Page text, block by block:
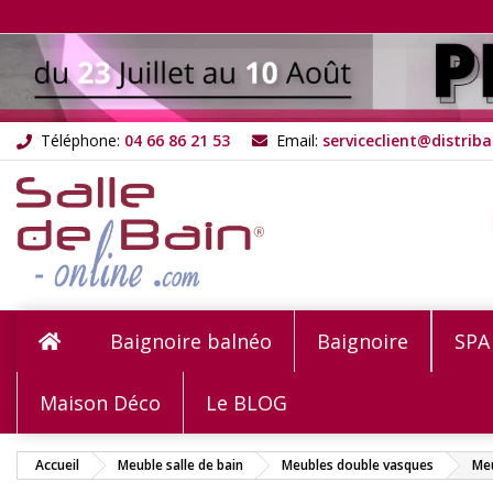
Téléphone: 04 66 86 21 53 Email:
Baignoire balnéo Baignoire SPA
Maison Déco Le BLOG
Accueil Meuble salle de bain Meubles double vasques
add_circle_outline